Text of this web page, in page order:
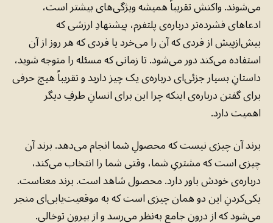
می‌شوند. واکنش تقریباً همیشه ویژگی‌های بیشتر است،
ادعاهای فشرده‌تر درباره‌ی پلتفرم، پیشنهادِ ارزشی که
بیش‌ازپیش از فردی که آن را می‌خرد یا فردی که هر روز از آن
استفاده می‌کند دور می‌شود. تا زمانی که مسئله را متوجه شوید،
داستانِ بسیار جزئی‌ای درباره‌ی یک چیز دارید و تقریباً هیچ حرفی
برای گفتن درباره‌ی اینکه چرا این برای انسانِ طرفِ دیگر
اهمیت دارد.
برند آن چیزی نیست که محصولِ شما انجام می‌دهد. برند آن
چیزی است که مشتریِ شما، وقتی شما را انتخاب می‌کند،
درباره‌ی خودش باور دارد. محصول شاهد است. برند معناست.
یکی‌کردنِ این دو همان چیزی است که به موقعیت‌یابی‌ای منجر
می‌شود که از درون جامع به‌نظر می‌رسد و از بیرون توخالی.